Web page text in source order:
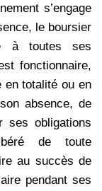
s’engage
le boursier
à toutes ses
fonctionnaire,
en totalité ou en
absence, de
ses obligations
de toute
au succès de
pendant ses